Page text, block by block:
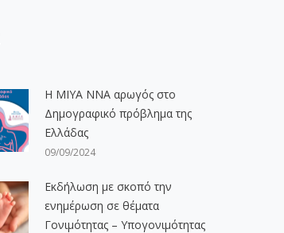
H ΜΙΥΑ ΝΝΑ αρωγός στο
Δημογραφικό πρόβλημα της
Ελλάδας
09/09/2024
Εκδήλωση με σκοπό την
ενημέρωση σε θέματα
Γονιμότητας – Υπογονιμότητας